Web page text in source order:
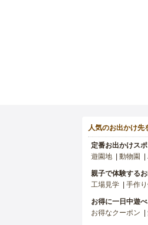
人気のお出かけ先
定番お出かけスポ
遊園地
動物園
親子で体験する
工場見学
手作
お得に一日中遊
お得なクーポン